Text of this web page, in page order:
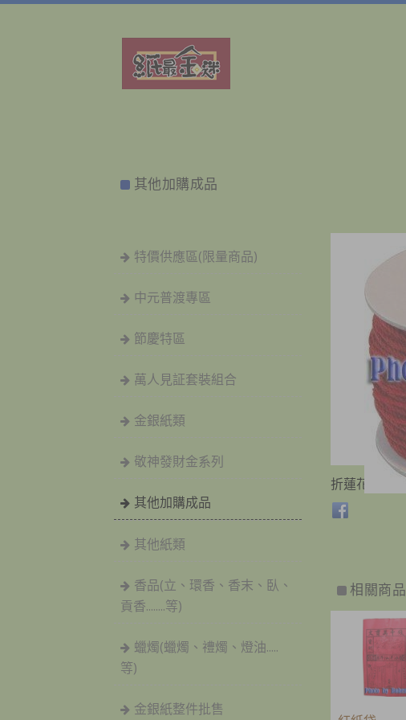
其他加購成品
特價供應區(限量商品)
中元普渡專區
節慶特區
萬人見証套裝組合
金銀紙類
敬神發財金系列
其他加購成品
其他紙類
香品(立、環香、香末、臥、
貢香........等)
蠟燭(蠟燭、禮燭、燈油.....
等)
金銀紙整件批售
折蓮花使用
相關商品